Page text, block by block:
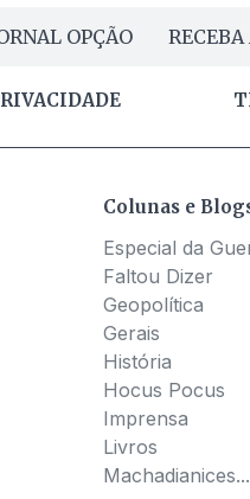
OPÇÃO
Colunas e
Especial da
Faltou Dizer
Geopolítica
Gerais
História
Hocus Pocus
Imprensa
Livros
Machadianices...